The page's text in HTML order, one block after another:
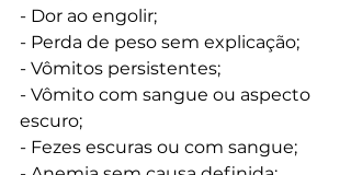
- Dor ao engolir;
- Perda de peso sem explicação;
- Vômitos persistentes;
- Vômito com sangue ou aspecto
escuro;
- Fezes escuras ou com sangue;